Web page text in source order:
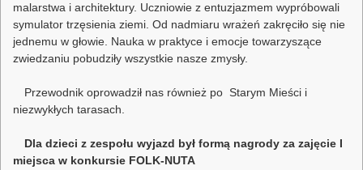
malarstwa i architektury. Uczniowie z entuzjazmem wypróbowali
symulator trzęsienia ziemi. Od nadmiaru wrażeń zakręciło się nie
jednemu w głowie. Nauka w praktyce i emocje towarzyszące
zwiedzaniu pobudziły wszystkie nasze zmysły.
Przewodnik oprowadził nas również po Starym Mieści i
niezwykłych tarasach.
Dla dzieci z zespołu wyjazd był formą nagrody za zajęcie I
miejsca w konkursie FOLK-NUTA